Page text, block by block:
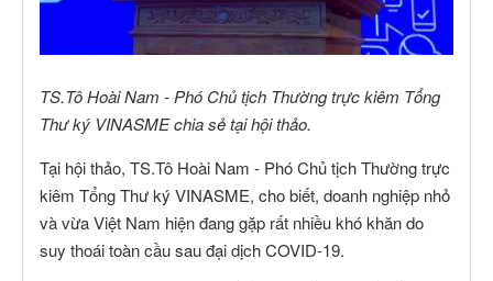
TS.Tô Hoài Nam - Phó Chủ tịch Thường trực kiêm Tổng
Thư ký VINASME chia sẻ tại hội thảo.
Tại hội thảo, TS.Tô Hoài Nam - Phó Chủ tịch Thường trực
kiêm Tổng Thư ký VINASME, cho biết, doanh nghiệp nhỏ
và vừa Việt Nam hiện đang gặp rất nhiều khó khăn do
suy thoái toàn cầu sau đại dịch COVID-19.